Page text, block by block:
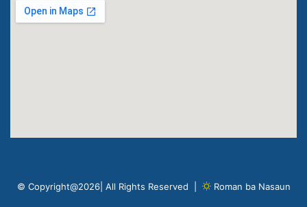
© Copyright@2026| All Rights Reserved | Roman ba Nasaun